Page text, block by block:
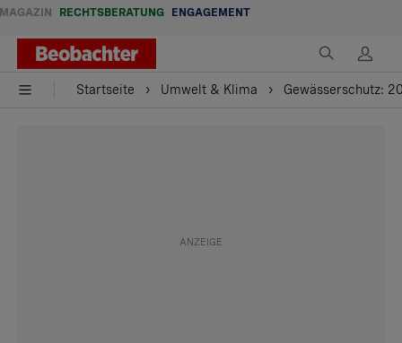
MAGAZIN RECHTSBERATUNG ENGAGEMENT
Startseite Umwelt & Klima Gewässerschutz: